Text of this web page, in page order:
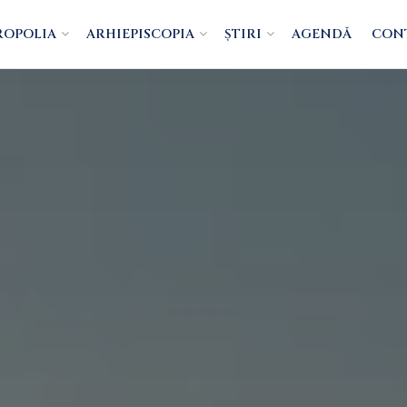
ARHIEPISCOPIA ȘTIRI AGENDĂ